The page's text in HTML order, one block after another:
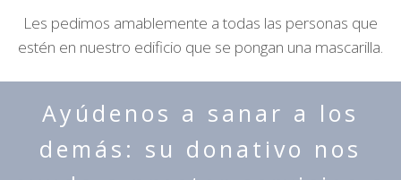
Les pedimos amablemente a todas las personas que
estén en nuestro edificio que se pongan una mascarilla.
Ayúdenos a sanar a los
demás: su donativo nos